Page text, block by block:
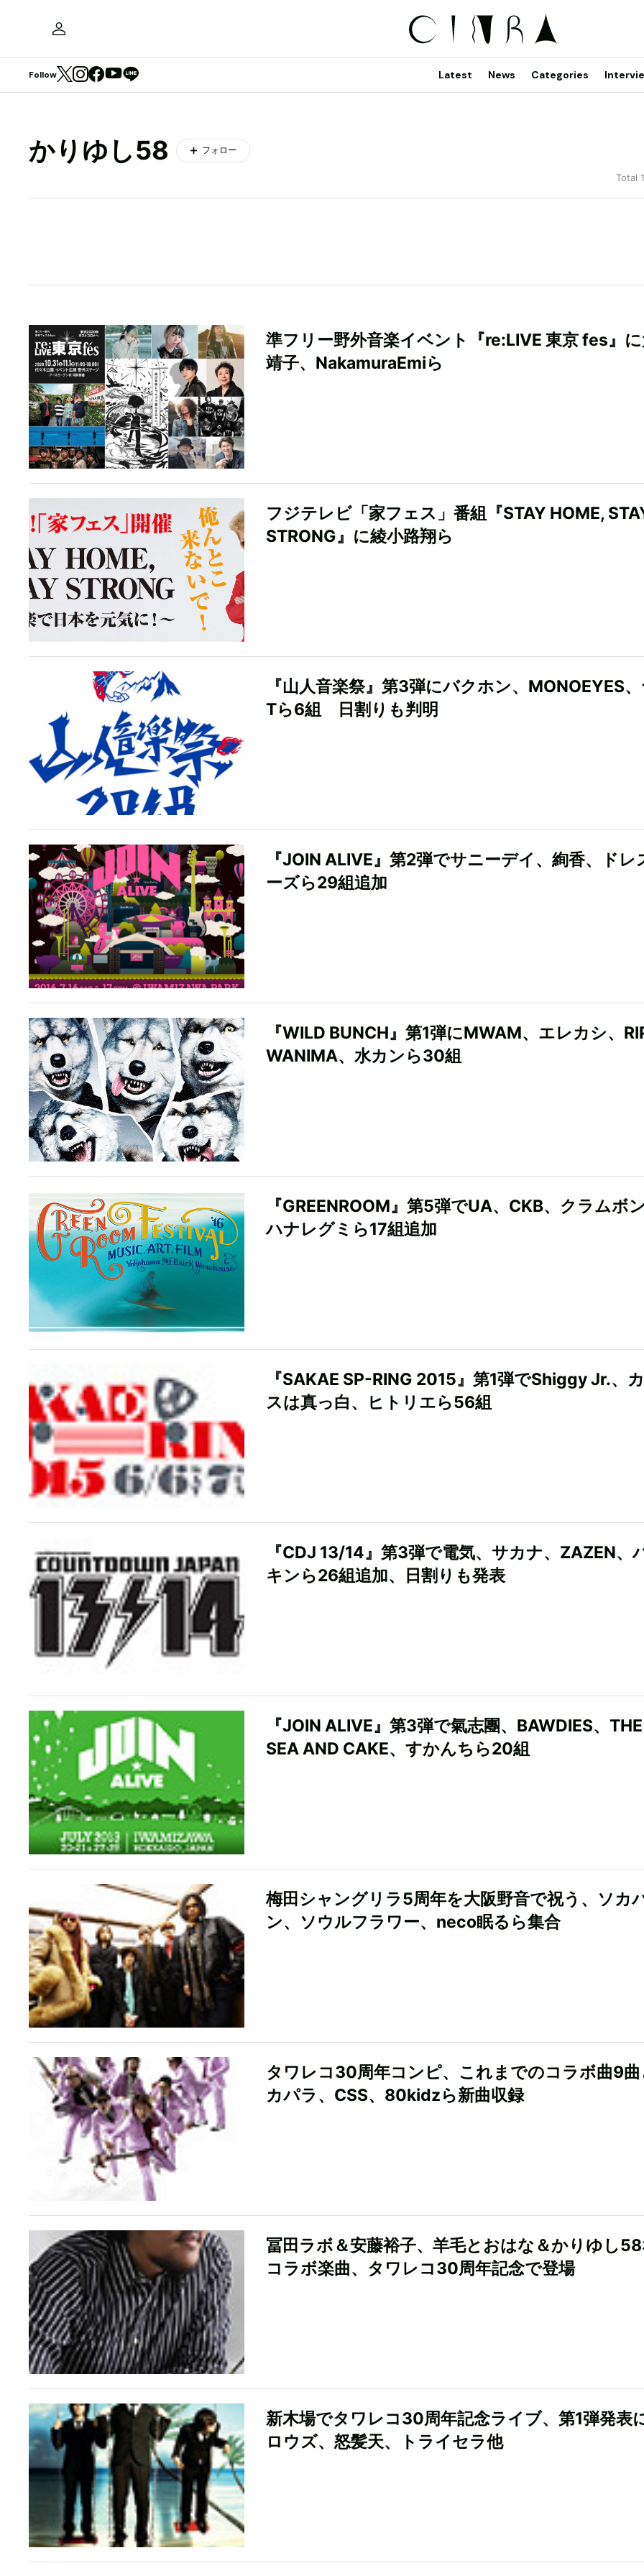
Follow Latest News Categories
かりゆし58 フォロー
Total
準フリー野外音楽イベント『re:LIVE 東京 fes』
靖子、NakamuraEmiら
フジテレビ「家フェス」番組『STAY HOME,
STRONG』に綾小路翔ら
『山人音楽祭』第3弾にバクホン、MONOEYES
Tら6組 日割りも判明
『JOIN ALIVE』第2弾でサニーデイ、絢香、ドレ
ーズら29組追加
『WILD BUNCH』第1弾にMWAM、エレカシ、
WANIMA、水カンら30組
『GREENROOM』第5弾でUA、CKB、クラムボ
ハナレグミら17組追加
『SAKAE SP-RING 2015』第1弾でShiggy Jr.、
スは真っ白、ヒトリエら56組
『CDJ 13/14』第3弾で電気、サカナ、ZAZEN、
キンら26組追加、日割りも発表
『JOIN ALIVE』第3弾で氣志團、BAWDIES、THE
SEA AND CAKE、すかんちら20組
梅田シャングリラ5周年を大阪野音で祝う、ソカ
ン、ソウルフラワー、neco眠るら集合
タワレコ30周年コンピ、これまでのコラボ曲9
カパラ、CSS、80kidzら新曲収録
冨田ラボ＆安藤裕子、羊毛とおはな＆かりゆし
コラボ楽曲、タワレコ30周年記念で登場
新木場でタワレコ30周年記念ライブ、第1弾発表
ロウズ、怒髪天、トライセラ他